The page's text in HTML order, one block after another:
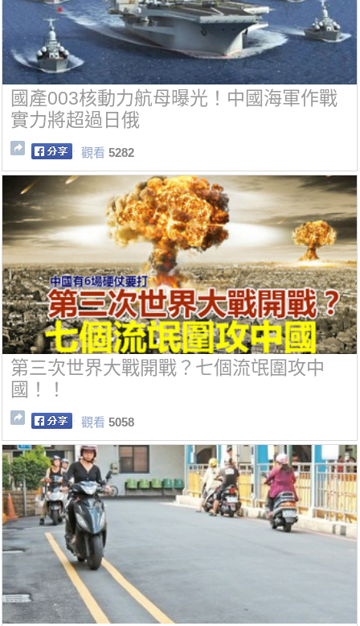
國產003核動力航母曝光！中國海軍作戰
實力將超過日俄
觀看 5282
第三次世界大戰開戰？七個流氓圍攻中
國！！
觀看 5058